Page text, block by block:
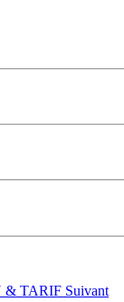
& TARIF Suivant